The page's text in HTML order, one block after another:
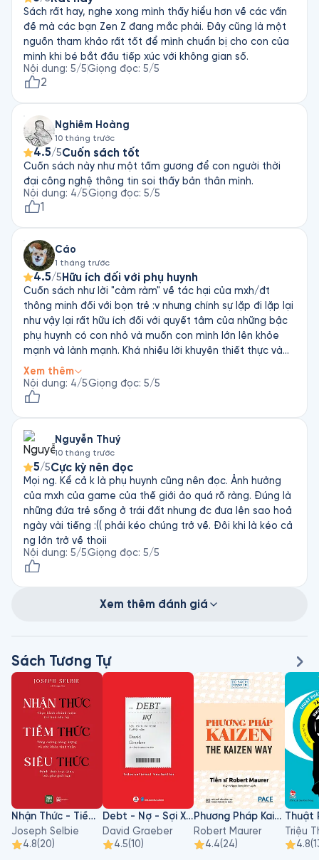
Sách rất hay, nghe xong mình thấy hiểu hơn về các vấn
đề mà các bạn Zen Z đang mắc phải. Đây cũng là một
nguồn tham khảo rất tốt để mình chuẩn bị cho con của
mình khi bé bắt đầu tiếp xúc với không gian số.
Nội dung: 5/5Giọng đọc: 5/5
2
Nghiêm Hoàng
10 tháng trước
4.5/5Cuốn sách tốt
Cuốn sách này như một tấm gương để con người thời
đại công nghệ thông tin soi thấy bản thân mình.
Nội dung: 4/5Giọng đọc: 5/5
1
Cáo
1 tháng trước
4.5/5 Hữu ích đối với phụ huynh
Cuốn sách như lời "càm ràm" về tác hại của mxh/đt
thông minh đối với bọn trẻ :v nhưng chính sự lặp đi lặp lại
như vậy lại rất hữu ích đối với quyết tâm của những bậc
phụ huynh có con nhỏ và muốn con mình lớn lên khỏe
mạnh và lành mạnh. Khá nhiều lời khuyên thiết thực và
dễ tiếp cận đối với nhóm đối tượng trên. Nhưng sẽ không
cần thiết lắm với tư cách 1 người độc thân như mình :v vì
ngoài một ít kiến thức đơn giản, dẫn chứng thí nghiệm
vậy vẫn là 1 cuốn sách khuyến nghị nên đọc đối với các
bậc phụ huynh có con dưới 16t. Giọng đọc phù hợp, rõ
ràng.
Xem thêm
Nội dung: 4/5Giọng đọc: 5/5
Nguyễn Thuý
10 tháng trước
5/5Cực kỳ nên đọc
Mọi ng. Kể cả k là phụ huynh cũng nên đọc. Ảnh hưởng
của mxh của game của thế giới ảo quá rõ ràng. Đúng là
những đứa trẻ sống ở trái đất nhưng đc đưa lên sao hoả
ngày vài tiếng :(( phải kéo chúng trở về. Đôi khi là kéo cả
ng lớn trở về thoii
Nội dung: 5/5Giọng đọc: 5/5
Xem thêm đánh giá
Sách Tương Tự
Nhận Thức - Tiềm Thức - Siêu Thức
Joseph Selbie
4.8(20)
Debt - Nợ - Sợi Xích Vô Hình 5000 Năm
David Graeber
4.5(10)
Phương Pháp Kaizen
Robert Maurer
4.4(24)
Triệu
4.8(